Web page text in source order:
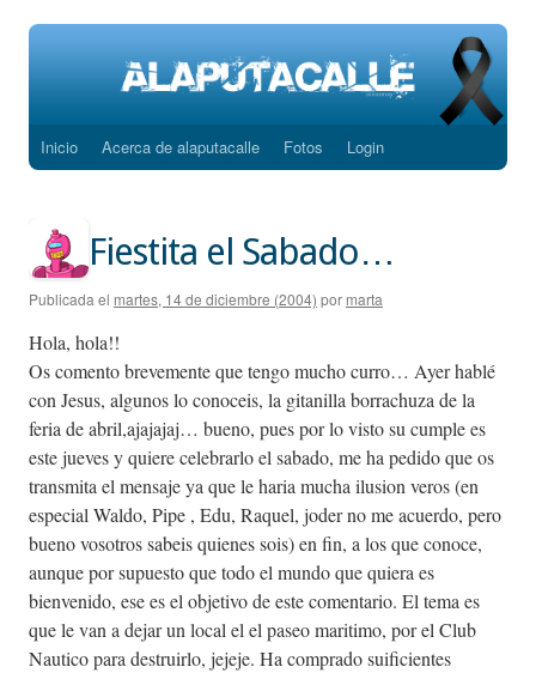
Saltar
contenido
Inicio Acerca de alaputacalle Fotos Login
Fiestita el Sabado…
Publicada el martes, 14 de diciembre (2004) por marta
Hola, hola!!
Os comento brevemente que tengo mucho curro… Ayer hablé
con Jesus, algunos lo conoceis, la gitanilla borrachuza de la
feria de abril,ajajajaj… bueno, pues por lo visto su cumple es
este jueves y quiere celebrarlo el sabado, me ha pedido que os
transmita el mensaje ya que le haria mucha ilusion veros (en
especial Waldo, Pipe , Edu, Raquel, joder no me acuerdo, pero
bueno vosotros sabeis quienes sois) en fin, a los que conoce,
aunque por supuesto que todo el mundo que quiera es
bienvenido, ese es el objetivo de este comentario. El tema es
que le van a dejar un local el el paseo maritimo, por el Club
Nautico para destruirlo, jejeje. Ha comprado suificientes